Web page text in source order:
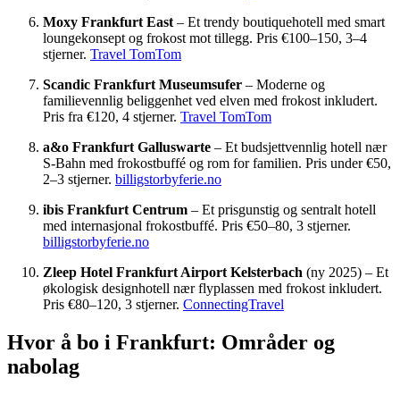
Moxy Frankfurt East – Et trendy boutiquehotell med smart
loungekonsept og frokost mot tillegg. Pris €100–150, 3–4
stjerner. Travel TomTom
Scandic Frankfurt Museumsufer – Moderne og
familievennlig beliggenhet ved elven med frokost inkludert.
Pris fra €120, 4 stjerner. Travel TomTom
a&o Frankfurt Galluswarte – Et budsjettvennlig hotell nær
S-Bahn med frokostbuffé og rom for familien. Pris under €50,
2–3 stjerner. billigstorbyferie.no
ibis Frankfurt Centrum – Et prisgunstig og sentralt hotell
med internasjonal frokostbuffé. Pris €50–80, 3 stjerner.
billigstorbyferie.no
Zleep Hotel Frankfurt Airport Kelsterbach (ny 2025) – Et
økologisk designhotell nær flyplassen med frokost inkludert.
Pris €80–120, 3 stjerner. ConnectingTravel
Hvor å bo i Frankfurt: Områder og
nabolag